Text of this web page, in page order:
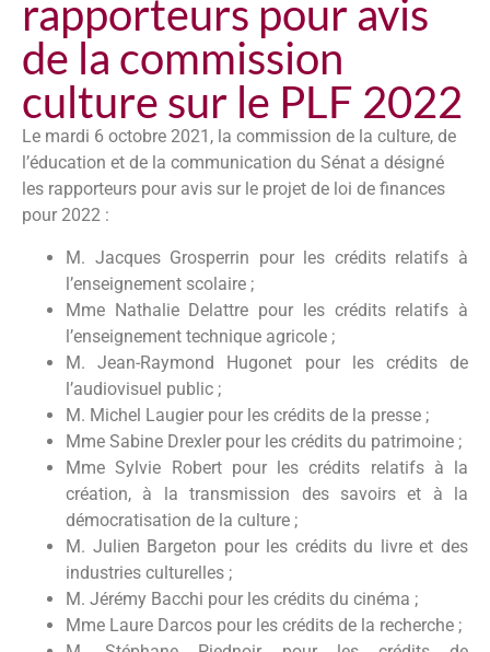
rapporteurs pour avis
de la commission
culture sur le PLF 2022
Le mardi 6 octobre 2021, la commission de la culture, de
l’éducation et de la communication du Sénat a désigné
les rapporteurs pour avis sur le projet de loi de finances
pour 2022 :
M. Jacques Grosperrin pour les crédits relatifs à
l’enseignement scolaire ;
Mme Nathalie Delattre pour les crédits relatifs à
l’enseignement technique agricole ;
M. Jean-Raymond Hugonet pour les crédits de
l’audiovisuel public ;
M. Michel Laugier pour les crédits de la presse ;
Mme Sabine Drexler pour les crédits du patrimoine ;
Mme Sylvie Robert pour les crédits relatifs à la
création, à la transmission des savoirs et à la
démocratisation de la culture ;
M. Julien Bargeton pour les crédits du livre et des
industries culturelles ;
M. Jérémy Bacchi pour les crédits du cinéma ;
Mme Laure Darcos pour les crédits de la recherche ;